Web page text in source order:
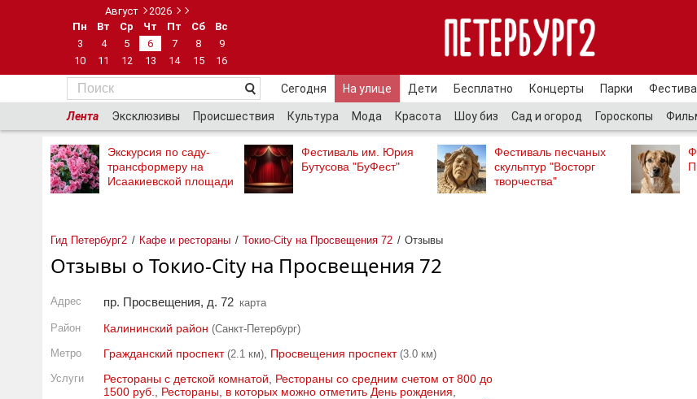
Август
2026
Пн
Вт Ср Чт Пт Сб
Вс
3
4 5 6 7 8
9
10
11 12 13 14 15 16
Сегодня На улице Дети Бесплатно Концерты Парки
Лента Эксклюзивы Происшествия Культура Мода Красота Шоу биз Сад и огород Гороскопы
Экскурсия по саду-
трансформеру на
Исаакиевской площади
Фестиваль им. Юрия
Бутусова "БуФест"
Фестиваль песчаных
скульптур "Восторг
творчества"
Гид Петербург2 Кафе и рестораны Токио-City на Просвещения 72 Отзывы
Отзывы о Токио-City на Просвещения 72
Адрес пр. Просвещения, д. 72 карта
Район Калининский район (Санкт-Петербург)
Метро
Гражданский проспект (2.1 км) Просвещения проспект (3.0 км)
Услуги
Рестораны с детской комнатой
Рестораны со средним счетом от 800 до
1500 руб.
Рестораны, в которых можно отметить День рождения